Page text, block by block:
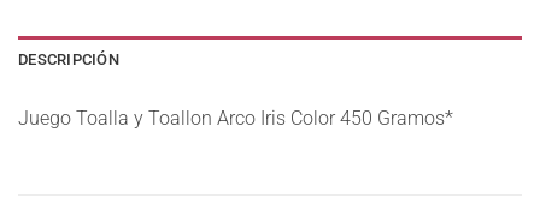
DESCRIPCIÓN
Juego Toalla y Toallon Arco Iris Color 450 Gramos*